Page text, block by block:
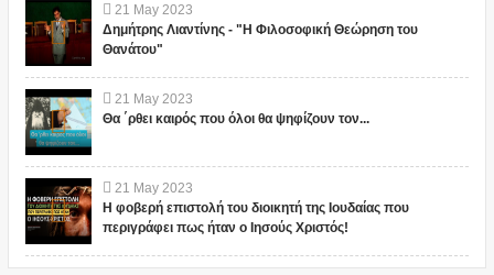
21 May 2023
Δημήτρης Λιαντίνης - "Η Φιλοσοφική Θεώρηση του
Θανάτου"
21 May 2023
Θα ΄ρθει καιρός που όλοι θα ψηφίζουν τον...
21 May 2023
Η φοβερή επιστολή του διοικητή της Ιουδαίας που
περιγράφει πως ήταν ο Ιησούς Χριστός!